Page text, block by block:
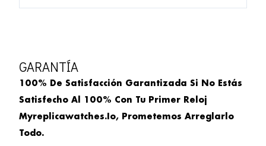
GARANTÍA
100% De Satisfacción Garantizada Si No Estás
Satisfecho Al 100% Con Tu Primer Reloj
Myreplicawatches.io, Prometemos Arreglarlo
Todo.